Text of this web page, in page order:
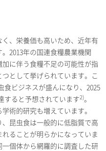
、栄養価も高いため、近年有
2013年の国連食糧農業機関
加に伴う食糧不足の可能性が指
として挙げられています。こ
食ビジネスが盛んになり、2025
すると予想されています2)。
術的研究も増えています。
昆虫食は一般的に低脂質で高
ることが明らかになっていま
個体から網羅的に調査した研